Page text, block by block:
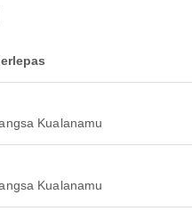
Kualanamu
Kualanamu